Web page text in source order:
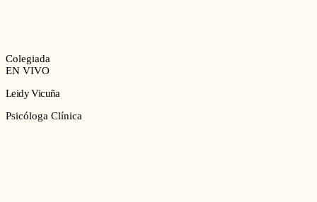
Colegiada
EN VIVO
Leidy Vicuña
Psicóloga Clínica